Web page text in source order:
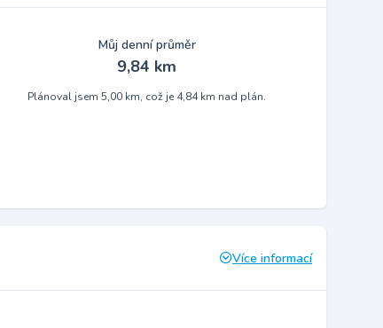
Můj denní průměr
9,84 km
Plánoval jsem 5,00 km, což je 4,84 km nad plán.
Více informací